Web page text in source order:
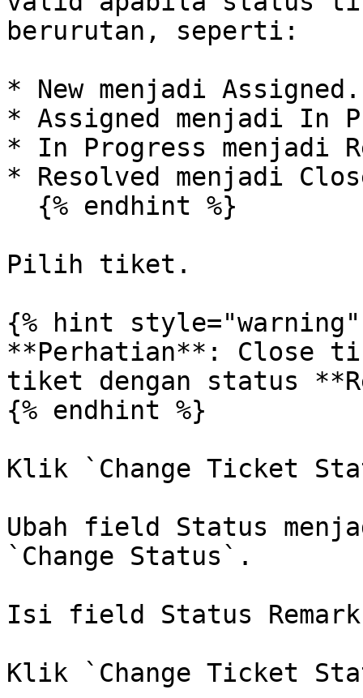
berurutan, seperti:
* New menjadi Assigned.
* Assigned menjadi In
* In Progress menjadi
* Resolved menjadi
Pilih tiket.
{% hint style="warning"
**Perhatian**: Close
tiket dengan status
{% endhint %}
Klik `Change Ticket
Ubah field Status
`Change Status`.
Isi field Status
Klik `Change Ticket